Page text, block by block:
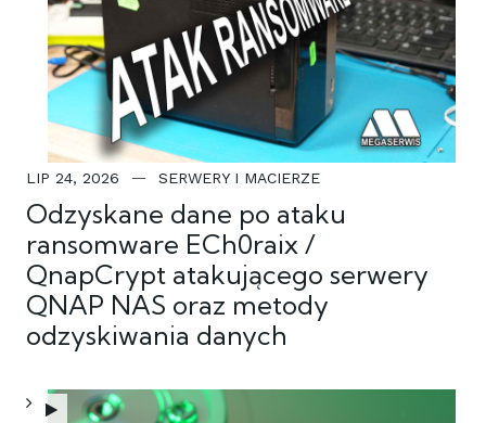
LIP 24, 2026 SERWERY I MACIERZE
Odzyskane dane po ataku
ransomware ECh0raix /
QnapCrypt atakującego serwery
QNAP NAS oraz metody
odzyskiwania danych